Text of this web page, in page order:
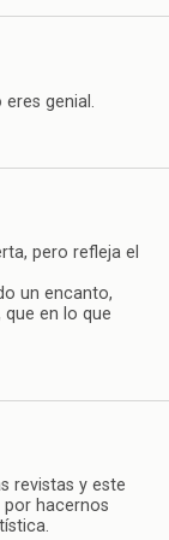
genial.
pero refleja el
un encanto,
en lo que
revistas y este
por hacernos